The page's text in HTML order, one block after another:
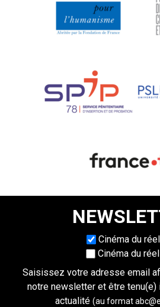
Choisissez une langue
Cinéma du
Cinéma du
Saisissez votre adresse email
notre newsletter et être tenu(e)
actualité (au format